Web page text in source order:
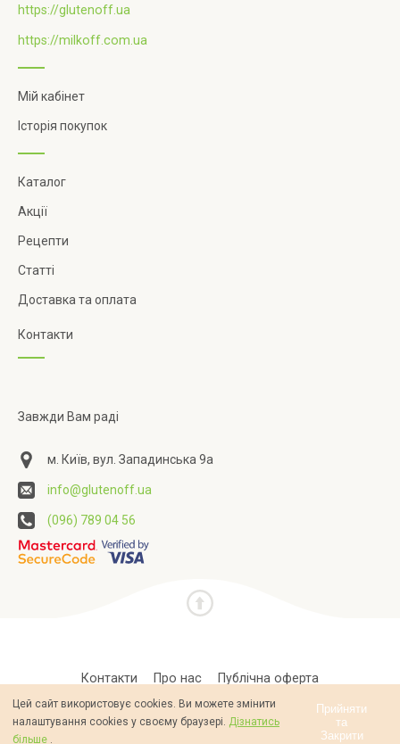
https://glutenoff.ua
https://milkoff.com.ua
Мій кабінет
Історія покупок
Каталог
Акції
Рецепти
Статті
Доставка та оплата
Контакти
Завжди Вам раді
м. Київ, вул. Западинська 9а
info@glutenoff.ua
(096) 789 04 56
Контакти Про нас Публічна оферта
Політика конфіденційності
Цей сайт використовує cookies. Ви можете змінити
налаштування cookies у своєму браузері. Дізнатись
більше .
Прийняти
та
Закрити